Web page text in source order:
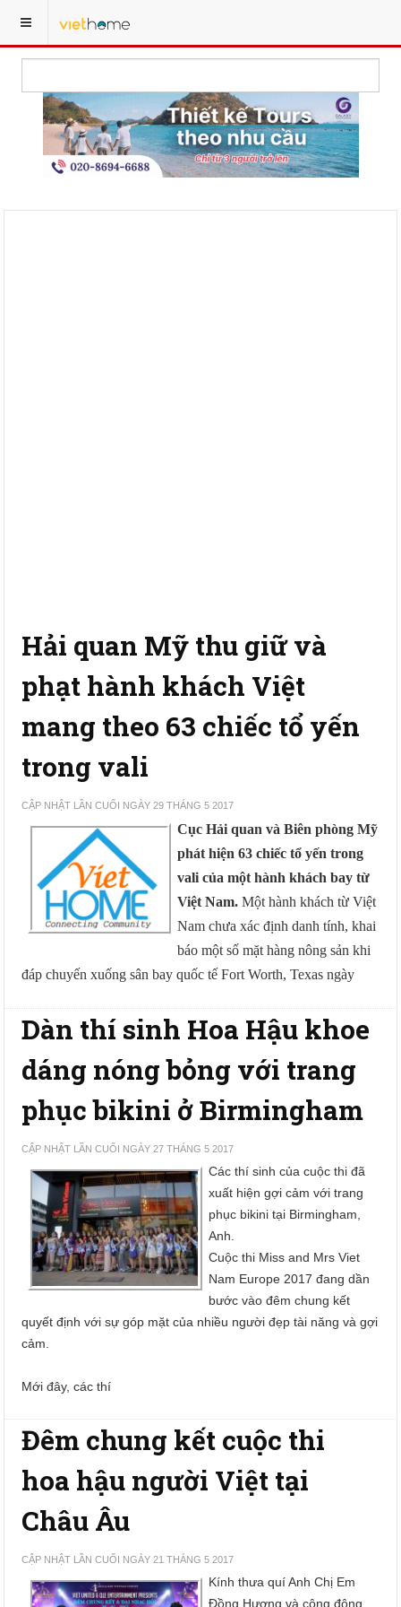
Hải quan Mỹ thu giữ và
phạt hành khách Việt
mang theo 63 chiếc tổ yến
trong vali
CẬP NHẬT LẦN CUỐI NGÀY 29 THÁNG 5 2017
Cục Hải quan và Biên phòng Mỹ
phát hiện 63 chiếc tổ yến trong
vali của một hành khách bay từ
Việt Nam. Một hành khách từ Việt
Nam chưa xác định danh tính, khai
báo một số mặt hàng nông sản khi
đáp chuyến xuống sân bay quốc tế Fort Worth, Texas ngày
Dàn thí sinh Hoa Hậu khoe
dáng nóng bỏng với trang
phục bikini ở Birmingham
CẬP NHẬT LẦN CUỐI NGÀY 27 THÁNG 5 2017
Các thí sinh của cuộc thi đã
xuất hiện gợi cảm với trang
phục bikini tại Birmingham,
Anh.
Cuộc thi Miss and Mrs Viet
Nam Europe 2017 đang dần
bước vào đêm chung kết
quyết định với sự góp mặt của nhiều người đẹp tài năng và gợi
cảm.
Mới đây, các thí
Đêm chung kết cuộc thi
hoa hậu người Việt tại
Châu Âu
CẬP NHẬT LẦN CUỐI NGÀY 21 THÁNG 5 2017
Kính thưa quí Anh Chị Em
Đồng Hương và cộng đông